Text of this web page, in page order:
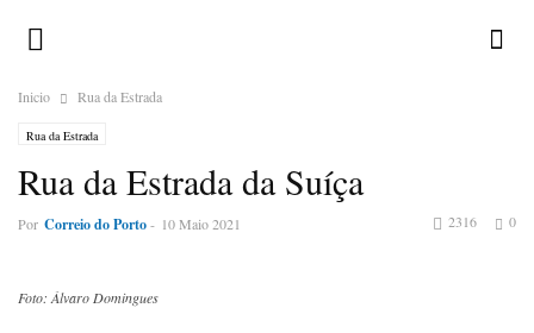
Inicio Rua da Estrada
Rua da Estrada
Rua da Estrada da Suíça
Por Correio do Porto- 10 Maio 2021 0
2316
Foto: Álvaro Domingues